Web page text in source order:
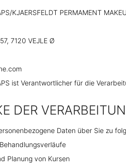
KJAERSFELDT PERMAMENT
7120 VEJLE Ø
ist Verantwortlicher für die
DER
Daten über Sie zu
von Kursen